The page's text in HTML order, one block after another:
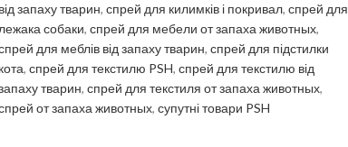
від запаху тварин, спрей для килимків і покривал, спрей для
лежака собаки, спрей для мебели от запаха животных
для меблів від запаху тварин, спрей для підстилки
кота, спрей для текстилю PSH, спрей для текстилю від
тварин, спрей для текстиля от запаха животных
от запаха животных, супутні товари PSH